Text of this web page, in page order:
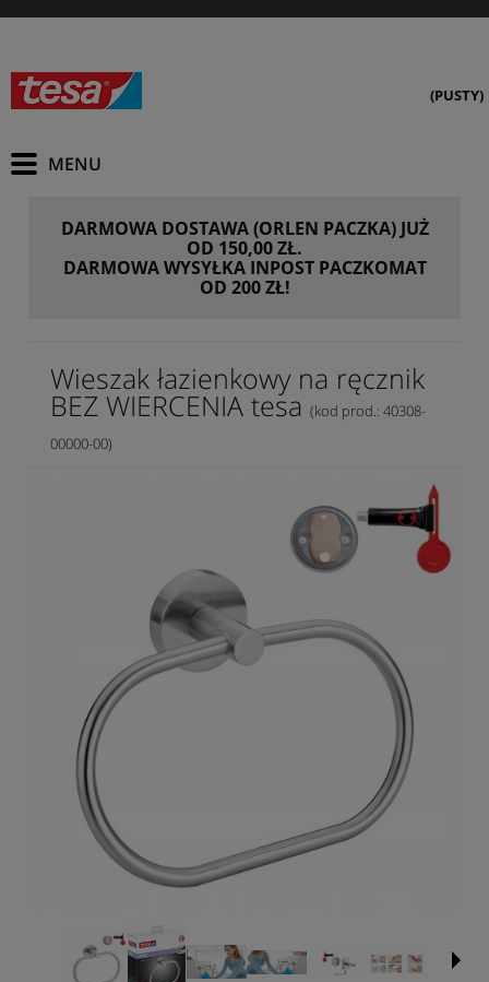
(PUSTY)
DARMOWA DOSTAWA (ORLEN PACZKA) JUŻ
OD 150,00 ZŁ.
DARMOWA WYSYŁKA INPOST PACZKOMAT
OD 200 ZŁ!
Wieszak łazienkowy na ręcznik
BEZ WIERCENIA tesa (kod prod.: 40308-
00000-00)